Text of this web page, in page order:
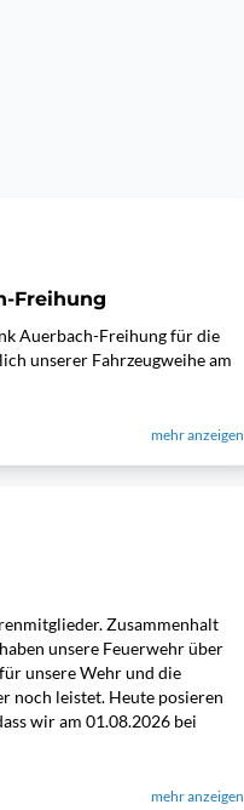
Freihung
Auerbach-Freihung für die
unserer Fahrzeugweihe am
mehr anzeigen
Zusammenhalt
unsere Feuerwehr über
unsere Wehr und die
noch leistet. Heute posieren
wir am 01.08.2026 bei
mehr anzeigen